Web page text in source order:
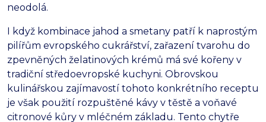
neodolá.
I když kombinace jahod a smetany patří k naprostým
pilířům evropského cukrářství, zařazení tvarohu do
zpevněných želatinových krémů má své kořeny v
tradiční středoevropské kuchyni. Obrovskou
kulinářskou zajímavostí tohoto konkrétního receptu
je však použití rozpuštěné kávy v těstě a voňavé
citronové kůry v mléčném základu. Tento chytře